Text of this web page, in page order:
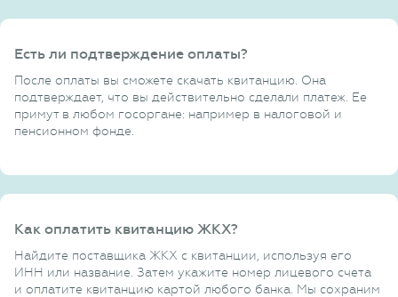
Есть ли подтверждение оплаты?
После оплаты вы сможете скачать квитанцию. Она
подтверждает, что вы действительно сделали платеж. Ее
примут в любом госоргане: например в налоговой и
пенсионном фонде.
Как оплатить квитанцию ЖКХ?
Найдите поставщика ЖКХ с квитанции, используя его
ИНН или название. Затем укажите номер лицевого счета
и оплатите квитанцию картой любого банка. Мы сохраним